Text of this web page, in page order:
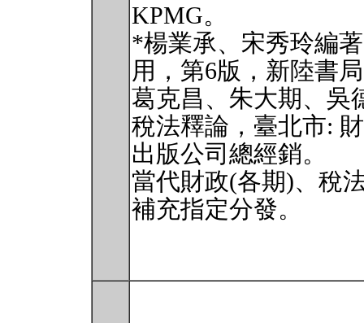
KPMG。
*楊業承、宋秀玲編
用，第6版，新陸書
葛克昌、朱大期、吳
稅法釋論，臺北市:
出版公司總經銷。
當代財政(各期)、稅
補充指定分發。